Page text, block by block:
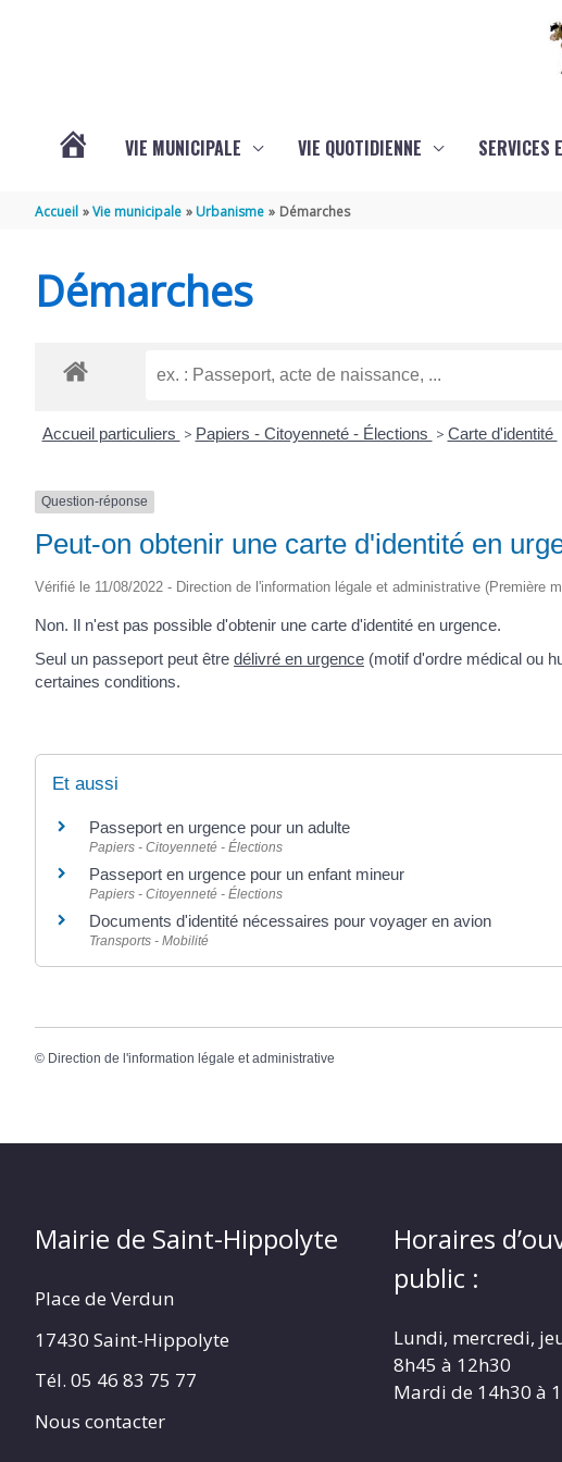
SAINT-
(17430)
VIE MUNICIPALE VIE QUOTIDIENNE SERVICES
Accueil Vie municipale Urbanisme Démarches
Démarches
Accueil particuliers > Papiers - Citoyenneté - Élections > Carte d'identité
Question-réponse
Peut-on obtenir une carte d'identité en
Vérifié le 11/08/2022 - Direction de l'information légale et administrative (Première
Non. Il n'est pas possible d'obtenir une carte d'identité en urgence.
Seul un passeport peut être délivré en urgence (motif d'ordre médical ou
certaines conditions.
Et aussi
Passeport en urgence pour un adulte
Papiers - Citoyenneté - Élections
Passeport en urgence pour un enfant mineur
Papiers - Citoyenneté - Élections
Documents d'identité nécessaires pour voyager en avion
Transports - Mobilité
© Direction de l'information légale et administrative
Mairie de Saint-Hippolyte
Place de Verdun
17430 Saint-Hippolyte
Tél. 05 46 83 75 77
Nous contacter
Horaires
public :
Lundi, mercredi,
8h45 à 12h30
Mardi de 14h30 à